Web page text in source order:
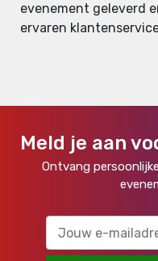
evenement geleverd
ervaren
Meld je aan
Ontvang